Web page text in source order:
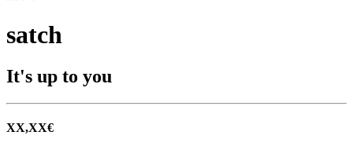
satch
It's up to you
XX,XX€